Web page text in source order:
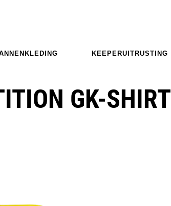
KEEPERUITRUSTING
GK-SHIRT